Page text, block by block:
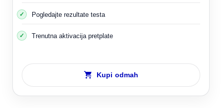
Pogledajte rezultate testa
Trenutna aktivacija pretplate
Kupi odmah